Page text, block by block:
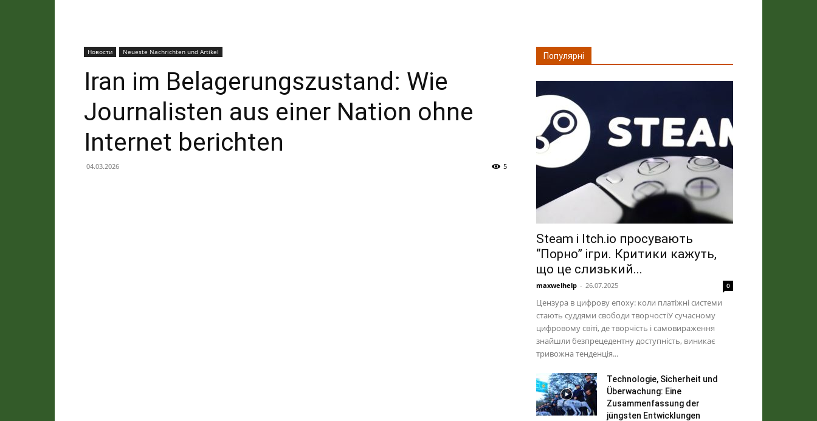
Новости Neueste Nachrichten und Artikel
Iran im Belagerungszustand: Wie
Journalisten aus einer Nation ohne
Internet berichten
04.03.2026 5
Популярні
Steam і Itch.io просувають
“Порно” ігри. Критики кажуть,
що це слизький...
maxwelhelp - 26.07.2025 0
Цензура в цифрову епоху: коли платіжні системи
стають суддями свободи творчостіУ сучасному
цифровому світі, де творчість і самовираження
знайшли безпрецедентну доступність, виникає
тривожна тенденція...
Technologie, Sicherheit und
Überwachung: Eine
Zusammenfassung der
jüngsten Entwicklungen